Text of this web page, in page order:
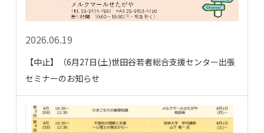
2026.06.19
【中止】（6月27日(土)世田谷若者総合支援センター出張
セミナーのお知らせ